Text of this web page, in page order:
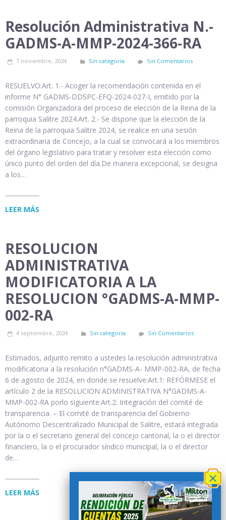
Resolución Administrativa N.-
GADMS-A-MMP-2024-366-RA
7 noviembre, 2024 Sin categoría Sin Comentarios
RESUELVO:Art. 1.- Acoger la recomendación contenida en el
informe N° GADMS-DDSPC-EFQ-2024-027-I, emitido por la
comisión Organizadora del proceso de elección de la Reina de la
parroquia Salitre 2024.Art. 2.- Se dispone que la elección de la
Reina de la parroquia Salitre 2024, se realice en una sesión
extraordinaria de Concejo, a la cual se convocará a los miembros
del órgano legislativo para tratar y resolver esta elección como
único punto del orden del día.De manera excepcional, se designa
a los…
LEER MÁS
RESOLUCION
ADMINISTRATIVA
MODIFICATORIA A LA
RESOLUCION °GADMS-A-MMP-
002-RA
4 septiembre, 2024 Sin categoría Sin Comentarios
Estimados, adjunto remito a ustedes la resolución administrativa
modificatoria a la resolución n°GADMS-A- MMP-002-RA, de fecha
6 de agosto de 2024, en donde se resuelve:Art.1: REFÓRMESE el
artículo 2 de la RESOLUCION ADMINISTRATIVA N°GADMS-A-
MMP-002-RA porlo siguiente:Art.2: Integración del comité de
transparencia. – El comité de transparencia del Gobierno
Autónomo Descentralizado Municipal de Salitre, estará integrada
por la o el secretario general del concejo cantonal, la o el director
financiero, la o el procurador síndico municipal, la o el director
de…
LEER MÁS